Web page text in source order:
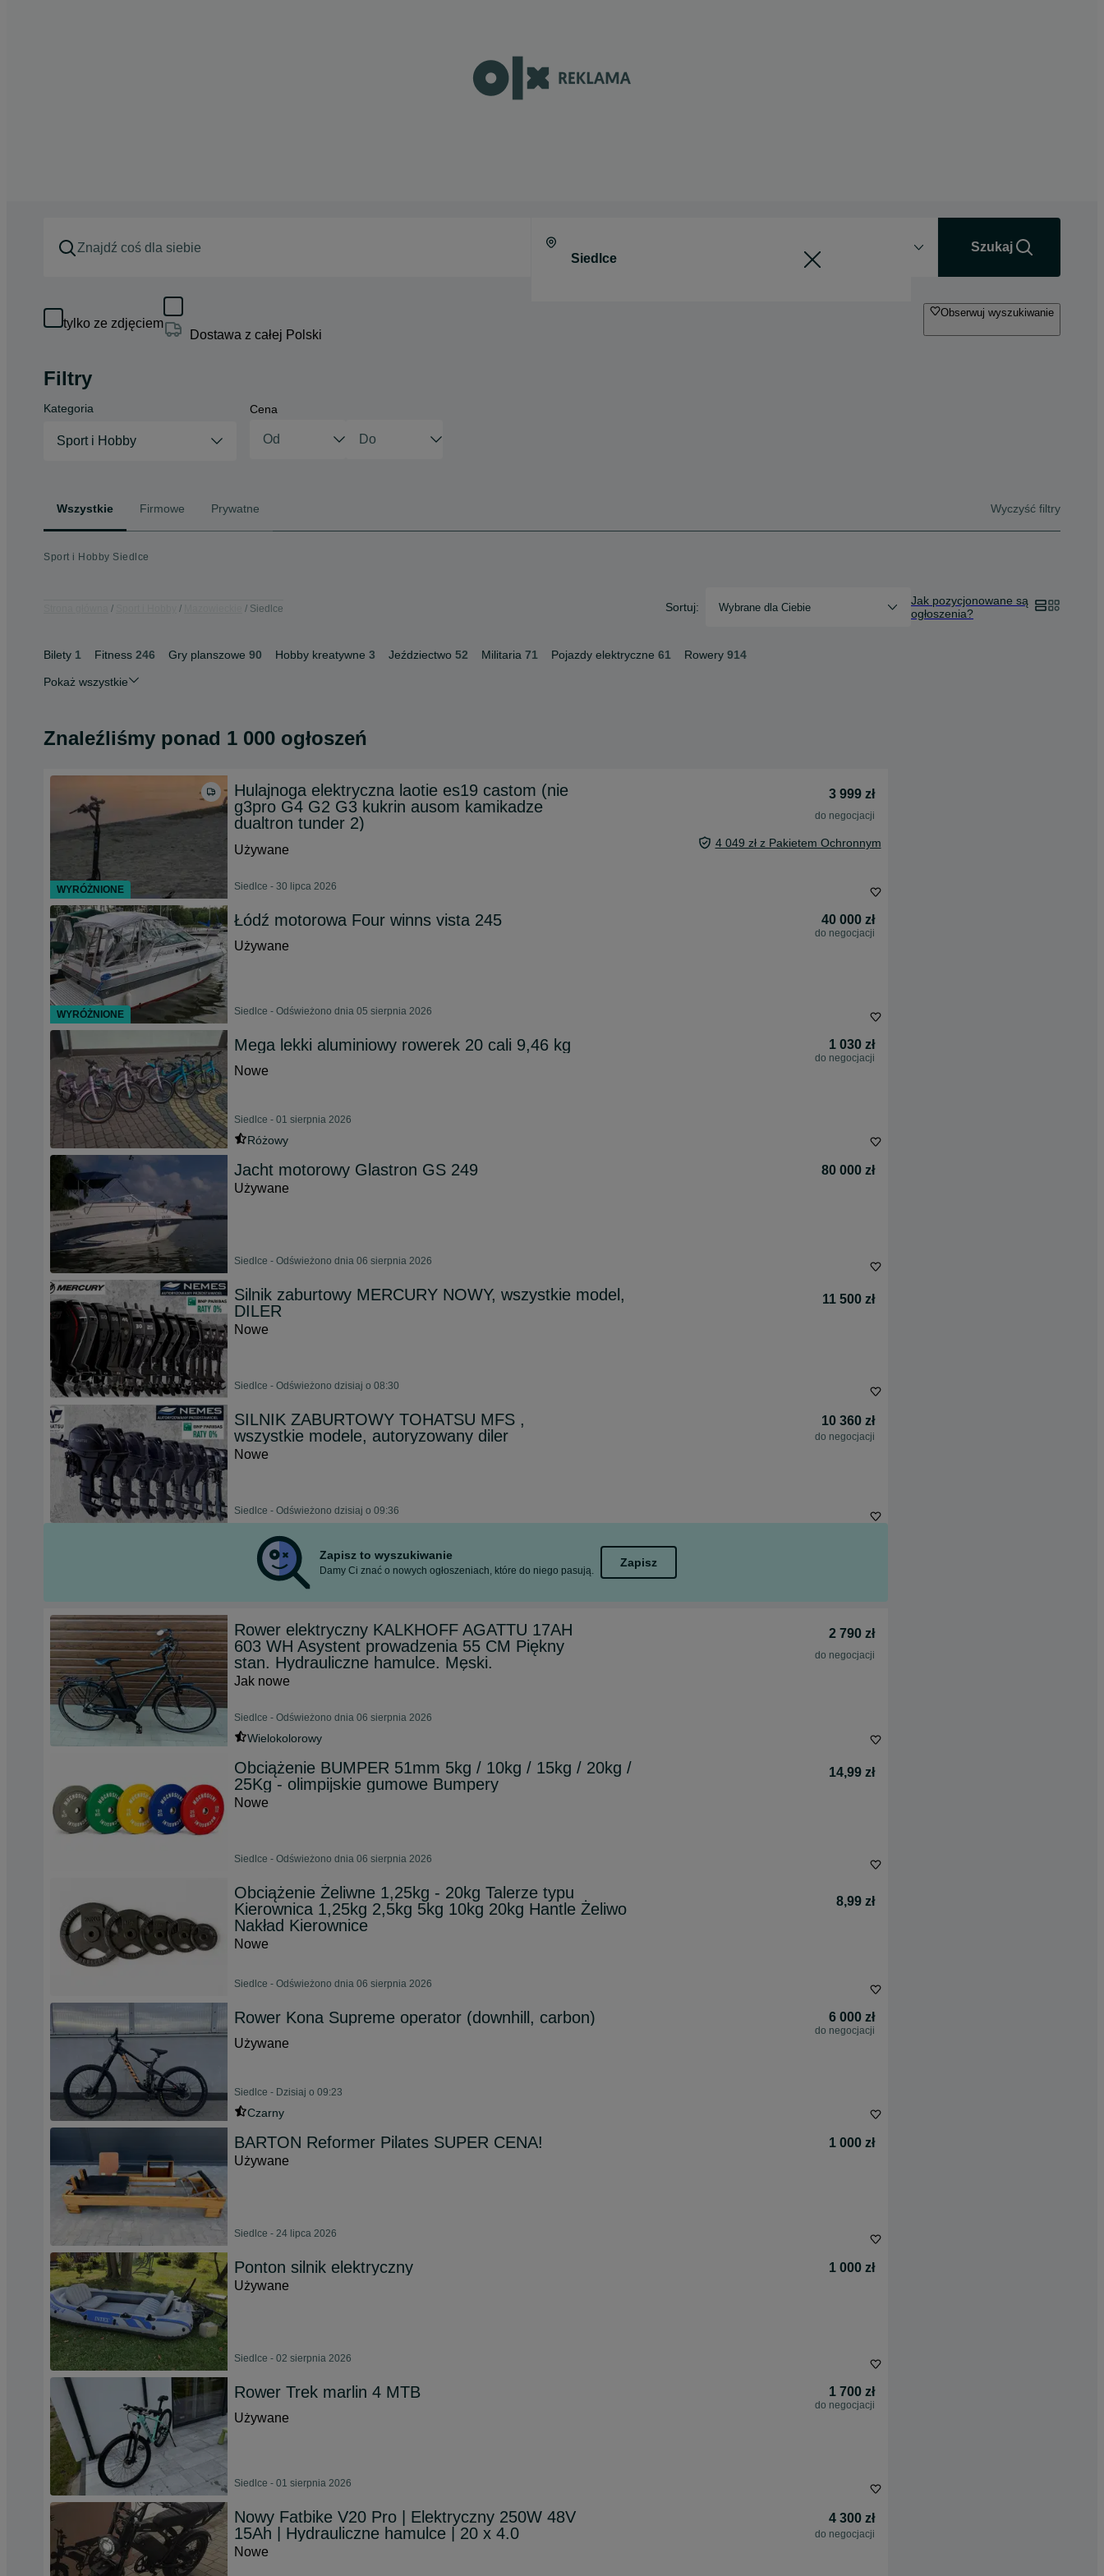
Szukaj
tylko ze zdjęciem
Dostawa z całej Polski
Obserwuj wyszukiwanie
Filtry
Kategoria
Sport i Hobby
Cena
Wszystkie Firmowe Prywatne Wyczyść filtry
Sport i Hobby Siedlce
Siedlce Sortuj: Wybrane dla Ciebie
Jak pozycjonowane są
ogłoszenia?
Bilety 1 Fitness 246 Gry planszowe 90 Hobby kreatywne 3 Jeździectwo 52 Militaria 71 Pojazdy elektryczne 61 Rowery 914
Pokaż wszystkie
Znaleźliśmy ponad 1 000 ogłoszeń
Hulajnoga elektryczna laotie es19 castom (nie
g3pro G4 G2 G3 kukrin ausom kamikadze
dualtron tunder 2)
3 999 zł
do negocjacji
Używane 4 049 zł z Pakietem Ochronnym
Siedlce - 30 lipca 2026
Łódź motorowa Four winns vista 245 40 000 zł
do negocjacji
Używane
Siedlce - Odświeżono dnia 05 sierpnia 2026
Mega lekki aluminiowy rowerek 20 cali 9,46 kg 1 030 zł
do negocjacji
Nowe
Siedlce - 01 sierpnia 2026
Różowy
Jacht motorowy Glastron GS 249
80 000 zł
Używane
Siedlce - Odświeżono dnia 06 sierpnia 2026
Silnik zaburtowy MERCURY NOWY, wszystkie model,
DILER
11 500 zł
Nowe
Siedlce - Odświeżono dzisiaj o 08:30
SILNIK ZABURTOWY TOHATSU MFS ,
wszystkie modele, autoryzowany diler
10 360 zł
do negocjacji
Nowe
Siedlce - Odświeżono dzisiaj o 09:36
Zapisz to wyszukiwanie
Damy Ci znać o nowych ogłoszeniach, które do niego pasują.
Zapisz
Rower elektryczny KALKHOFF AGATTU 17AH
603 WH Asystent prowadzenia 55 CM Piękny
stan. Hydrauliczne hamulce. Męski.
2 790 zł
do negocjacji
Jak nowe
Siedlce - Odświeżono dnia 06 sierpnia 2026
Wielokolorowy
Obciążenie BUMPER 51mm 5kg / 10kg / 15kg / 20kg /
25Kg - olimpijskie gumowe Bumpery
14,99 zł
Nowe
Siedlce - Odświeżono dnia 06 sierpnia 2026
Obciążenie Żeliwne 1,25kg - 20kg Talerze typu
Kierownica 1,25kg 2,5kg 5kg 10kg 20kg Hantle Żeliwo
Nakład Kierownice
8,99 zł
Nowe
Siedlce - Odświeżono dnia 06 sierpnia 2026
Rower Kona Supreme operator (downhill, carbon) 6 000 zł
do negocjacji
Używane
Siedlce - Dzisiaj o 09:23
Czarny
BARTON Reformer Pilates SUPER CENA!
1 000 zł
Używane
Siedlce - 24 lipca 2026
Ponton silnik elektryczny
1 000 zł
Używane
Siedlce - 02 sierpnia 2026
Rower Trek marlin 4 MTB 1 700 zł
do negocjacji
Używane
Siedlce - 01 sierpnia 2026
Nowy Fatbike V20 Pro | Elektryczny 250W 48V
15Ah | Hydrauliczne hamulce | 20 x 4.0
4 300 zł
do negocjacji
Nowe
WYRÓŻNIONE
WYRÓŻNIONE